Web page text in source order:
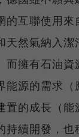
的互聯使用來
天然氣納入潔
而擁有石油資
能源的需求（
置的成長（能
持續開發，